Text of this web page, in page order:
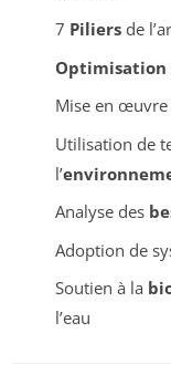
7 Piliersde
Optimisation
Mise en
Utilisation de
l’
Analyse des
Adoption de
Soutien à la
l’eau